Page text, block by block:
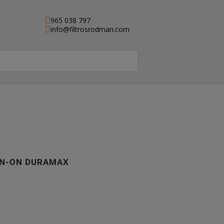
965 038 797
info@filtrosrodman.com
ON DURAMAX